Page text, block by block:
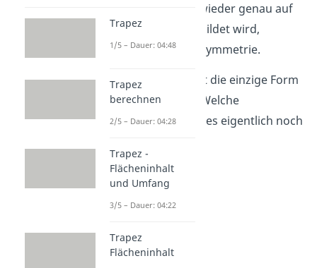
kannst, dass es wieder genau auf
sich selbst abgebildet wird,
sprichst du von Symmetrie.
Das ist aber nicht die einzige Form
von Symmetrie. Welche
Symmetrien gibt es eigentlich noch
Trapez
1/5 – Dauer: 04:48
Trapez
berechnen
2/5 – Dauer: 04:28
Trapez -
Flächeninhalt
und Umfang
3/5 – Dauer: 04:22
Trapez
Flächeninhalt